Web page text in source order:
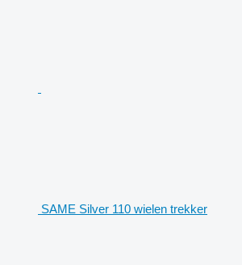
SAME Silver 110 wielen trekker